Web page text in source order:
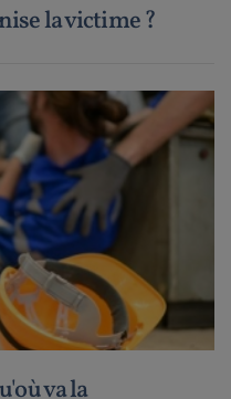
la victime ?
va la